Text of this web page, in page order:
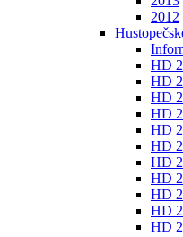
2012
HD
HD
HD
HD
HD
HD
HD
HD
HD
HD
HD